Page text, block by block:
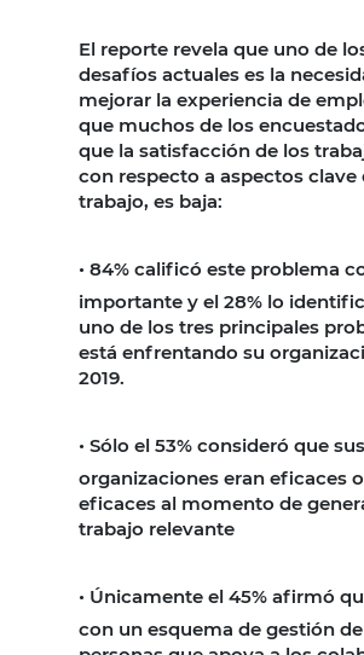
El reporte revela que uno de
desafíos actuales es la
mejorar la experiencia de
que muchos de los
que la satisfacción de los
con respecto a aspectos clave
trabajo, es baja:
• 84% calificó este problema
importante y el 28% lo
uno de los tres principales
está enfrentando su
2019.
• Sólo el 53% consideró que sus
organizaciones eran eficaces
eficaces al momento de
trabajo relevante
• Únicamente el 45% afirmó
con un esquema de gestión